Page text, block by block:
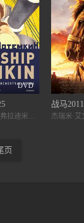
DVD
亚历山大·安东诺夫,弗拉迪米尔·巴斯基,格里高利·亚历山德罗夫
战马2011
页